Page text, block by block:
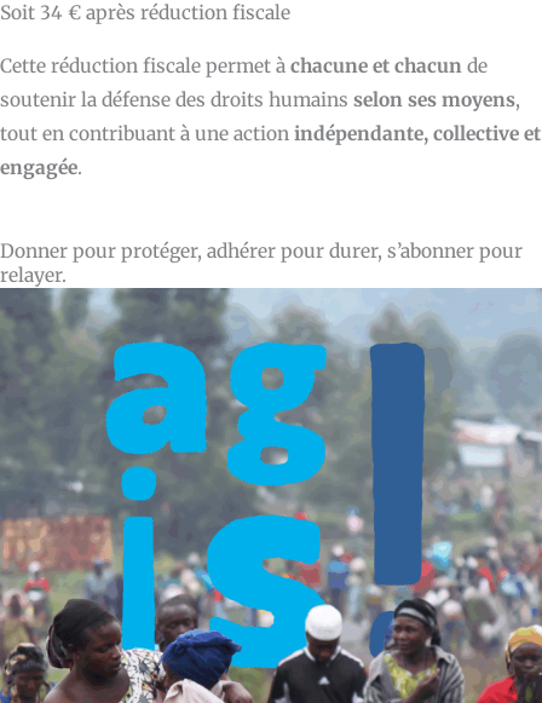
Soit 34 € après réduction fiscale
Cette réduction fiscale permet à chacune et chacun de
soutenir la défense des droits humains selon ses moyens,
tout en contribuant à une action indépendante, collective et
engagée.
Donner pour protéger, adhérer pour durer, s’abonner pour
relayer.